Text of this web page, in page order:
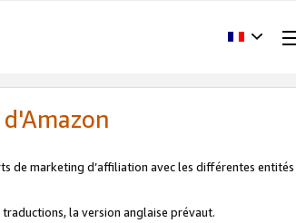
de marketing d’affiliation avec les différentes entités
la version anglaise prévaut.